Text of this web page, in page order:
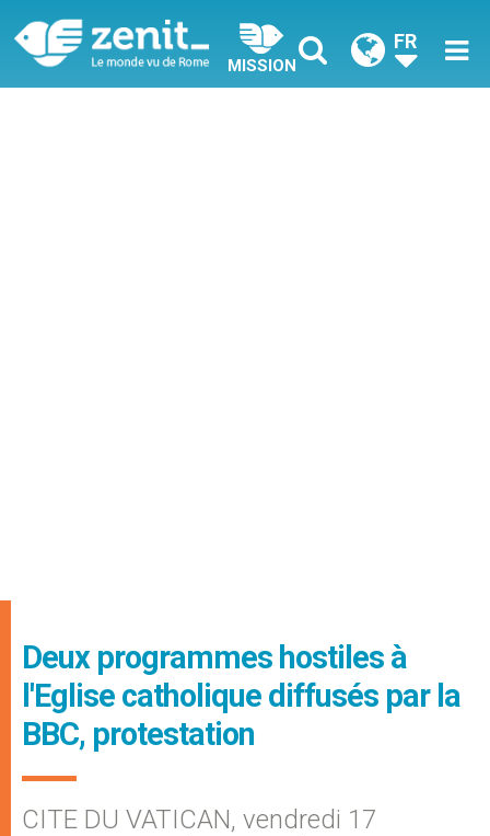
MISSION
FR
Deux programmes hostiles à
l'Eglise catholique diffusés par la
BBC, protestation
CITE DU VATICAN, vendredi 17